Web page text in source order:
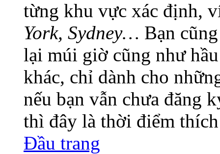
từng khu vực xác định,
York, Sydney… Bạn
lại múi giờ cũng như
khác, chỉ dành cho
nếu bạn vẫn chưa đăng
thì đây là thời điểm
Đầu trang